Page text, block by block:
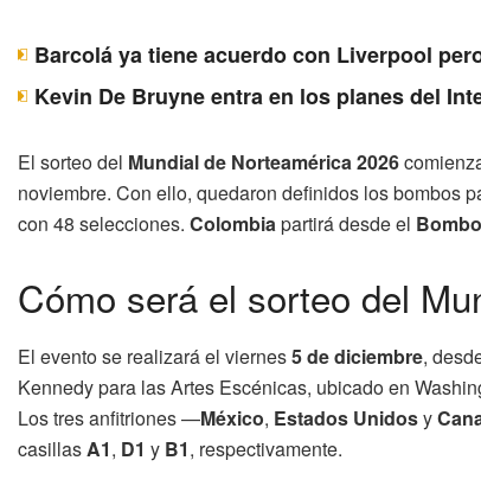
Barcolá ya tiene acuerdo con Liverpool
Kevin De Bruyne entra en los planes del
El sorteo del Mundial de Norteamérica 2026
noviembre. Con ello, quedaron definidos los bombos
con 48 selecciones. Colombiapartirá desde el
Cómo será el sorteo del
El evento se realizará el viernes5 de diciembre,
Kennedy para las Artes Escénicas, ubicado en
Los tres anfitriones —México, Estados Unidosy
casillas A1, D1 y B1, respectivamente.